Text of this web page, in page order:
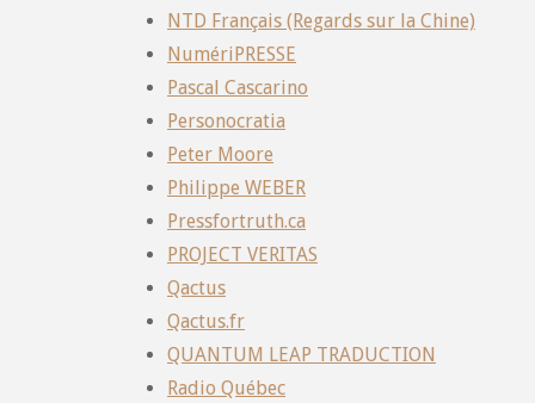
NTD Français (Regards sur la Chine)
NumériPRESSE
Pascal Cascarino
Personocratia
Peter Moore
Philippe WEBER
Pressfortruth.ca
PROJECT VERITAS
Qactus
Qactus.fr
QUANTUM LEAP TRADUCTION
Radio Québec